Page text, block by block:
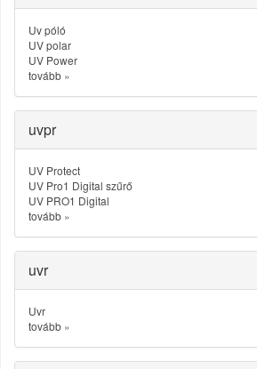
Uv póló
UV polar
UV Power
tovább »
uvpr
UV Protect
UV Pro1 Digital szűrő
UV PRO1 Digital
tovább »
uvr
Uvr
tovább »